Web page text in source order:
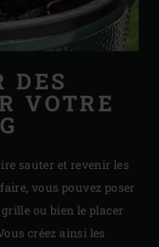
DES
VOTRE
sauter et revenir les
vous pouvez poser
ou bien le placer
créez ainsi les